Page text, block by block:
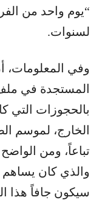
“يوم واحد من
لسنوات.
وفي المعلومات،
المستجدة في
بالحجوزات التي
الخارج، لموسم
تباعاً، ومن
والذي كان يساهم
سيكون جافاً هذا